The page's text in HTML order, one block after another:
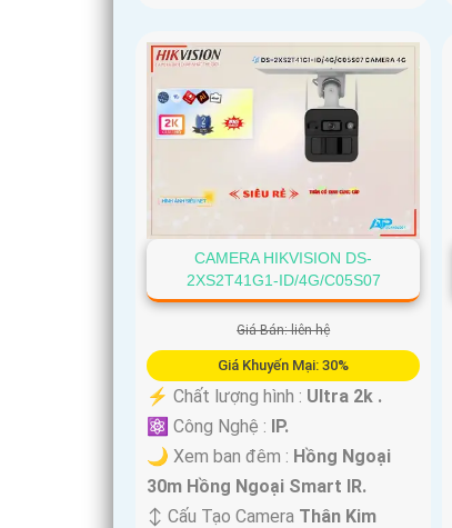
CAMERA HIKVISION DS-
2XS2T41G1-ID/4G/C05S07
Giá Bán: liên hệ
Giá Khuyến Mại: 30%
️⚡ Chất lượng hình : Ultra 2k .
⚛️ Công Nghệ : IP.
🌙 Xem ban đêm : Hồng Ngoại
30m Hồng Ngoại Smart IR.
↕️ Cấu Tạo Camera Thân Kim